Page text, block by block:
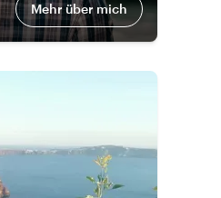
Mehr über mich